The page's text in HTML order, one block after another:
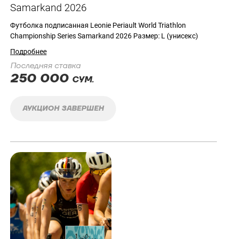
Samarkand 2026
Футболка подписанная Leonie Periault World Triathlon
Championship Series Samarkand 2026 Размер: L (унисекс)
Подробнее
Последняя ставка
250 000 СУМ.
АУКЦИОН ЗАВЕРШЕН